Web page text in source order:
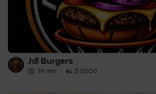
Jdl Burgers
19 min · $ 5000